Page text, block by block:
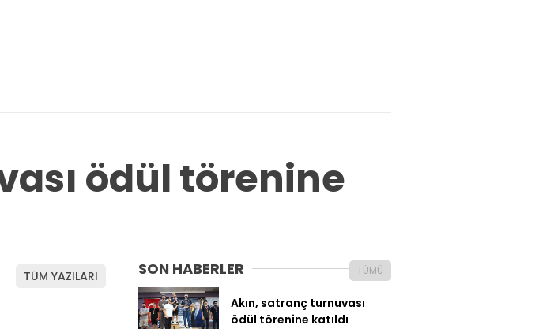
ödül törenine
TÜM YAZILARI SON HABERLER TÜMÜ
Akın, satranç turnuvası
ödül törenine katıldı